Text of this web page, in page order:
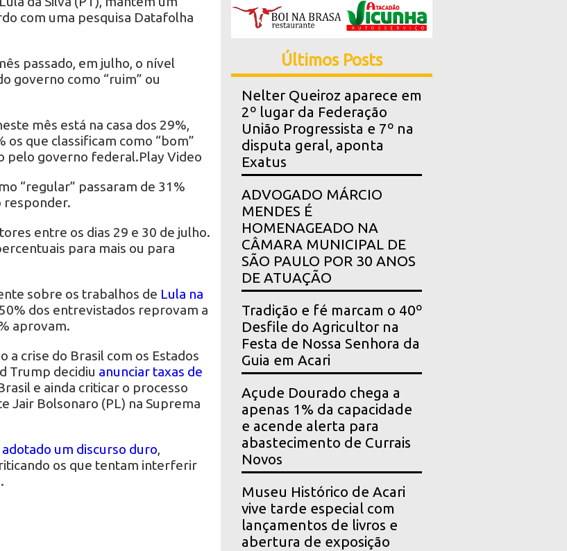
com uma pesquisa Datafolha
passado, em julho, o nível
governo como “ruim” ou
mês está na casa dos 29%,
os que classificam como “bom”
pelo governo federal.Play Video
“regular” passaram de 31%
responder.
entre os dias 29 e 30 de julho.
para mais ou para
sobre os trabalhos de Lula na
dos entrevistados reprovam a
aprovam.
crise do Brasil com os Estados
Trump decidiu anunciar taxas de
e ainda criticar o processo
Jair Bolsonaro (PL) na Suprema
um discurso duro,
os que tentam interferir
Últimos Posts
Nelter Queiroz aparece em
2º lugar da Federação
União Progressista e 7º na
disputa geral, aponta
Exatus
ADVOGADO MÁRCIO
MENDES É
HOMENAGEADO NA
CÂMARA MUNICIPAL DE
SÃO PAULO POR 30 ANOS
DE ATUAÇÃO
Tradição e fé marcam o 40º
Desfile do Agricultor na
Festa de Nossa Senhora da
Guia em Acari
Açude Dourado chega a
apenas 1% da capacidade
e acende alerta para
abastecimento de Currais
Novos
Museu Histórico de Acari
vive tarde especial com
lançamentos de livros e
abertura de exposição